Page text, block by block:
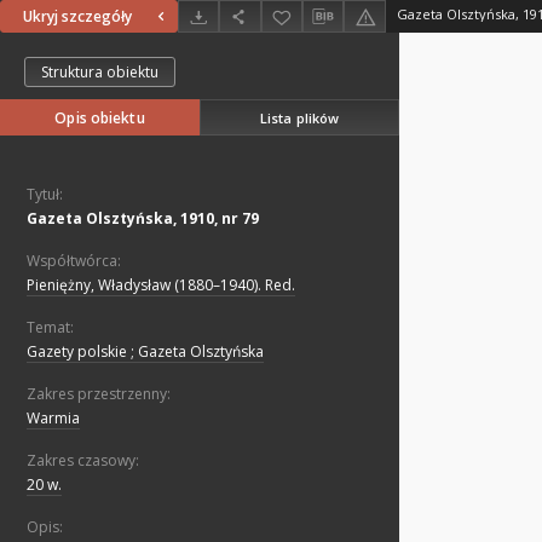
Ukryj szczegóły Gazeta Olsztyńska,
Struktura obiektu
Opis obiektu Lista plików
Tytuł:
Gazeta Olsztyńska, 1910, nr 79
Współtwórca:
Pieniężny, Władysław (1880–1940). Red.
Temat:
Gazety polskie ; Gazeta Olsztyńska
Zakres przestrzenny:
Warmia
Zakres czasowy:
20 w.
Opis: